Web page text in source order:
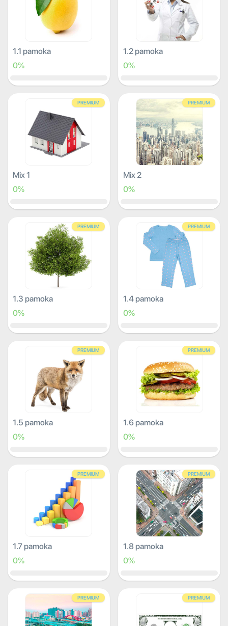
1.1 pamoka
0%
1.2 pamoka
0%
PREMIUM
Mix 1
0%
PREMIUM
Mix 2
0%
PREMIUM
1.3 pamoka
0%
PREMIUM
1.4 pamoka
0%
PREMIUM
1.5 pamoka
0%
PREMIUM
1.6 pamoka
0%
PREMIUM
1.7 pamoka
0%
PREMIUM
1.8 pamoka
0%
PREMIUM PREMIUM